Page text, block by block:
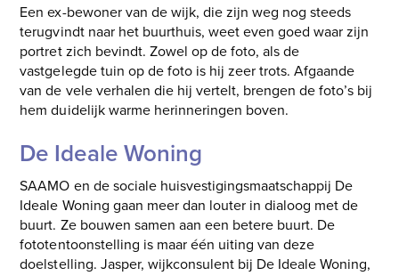
Een ex-bewoner van de wijk, die zijn weg nog steeds
terugvindt naar het buurthuis, weet even goed waar zijn
portret zich bevindt. Zowel op de foto, als de
vastgelegde tuin op de foto is hij zeer trots. Afgaande
van de vele verhalen die hij vertelt, brengen de foto’s bij
hem duidelijk warme herinneringen boven.
De Ideale Woning
SAAMO en de sociale huisvestigingsmaatschappij De
Ideale Woning gaan meer dan louter in dialoog met de
buurt. Ze bouwen samen aan een betere buurt. De
fototentoonstelling is maar één uiting van deze
doelstelling. Jasper, wijkconsulent bij De Ideale Woning,